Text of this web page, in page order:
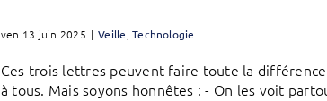
ven 13 juin 2025 | Veille ,Technologie
Ces trois lettres peuvent faire toute la
à tous. Mais soyons honnêtes : - On les voit